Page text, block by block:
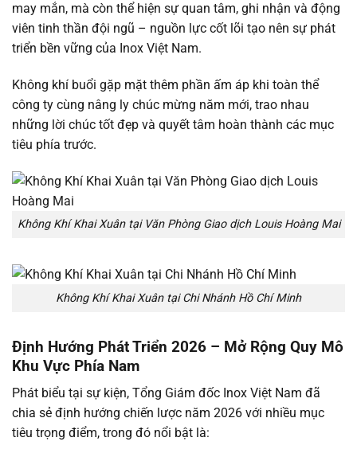
may mắn, mà còn thể hiện sự quan tâm, ghi nhận và động
viên tinh thần đội ngũ – nguồn lực cốt lõi tạo nên sự phát
triển bền vững của Inox Việt Nam.
Không khí buổi gặp mặt thêm phần ấm áp khi toàn thể
công ty cùng nâng ly chúc mừng năm mới, trao nhau
những lời chúc tốt đẹp và quyết tâm hoàn thành các mục
tiêu phía trước.
Không Khí Khai Xuân tại Văn Phòng Giao dịch Louis Hoàng Mai
Không Khí Khai Xuân tại Chi Nhánh Hồ Chí Minh
Định Hướng Phát Triển 2026 – Mở Rộng Quy Mô
Khu Vực Phía Nam
Phát biểu tại sự kiện, Tổng Giám đốc Inox Việt Nam đã
chia sẻ định hướng chiến lược năm 2026 với nhiều mục
tiêu trọng điểm, trong đó nổi bật là: